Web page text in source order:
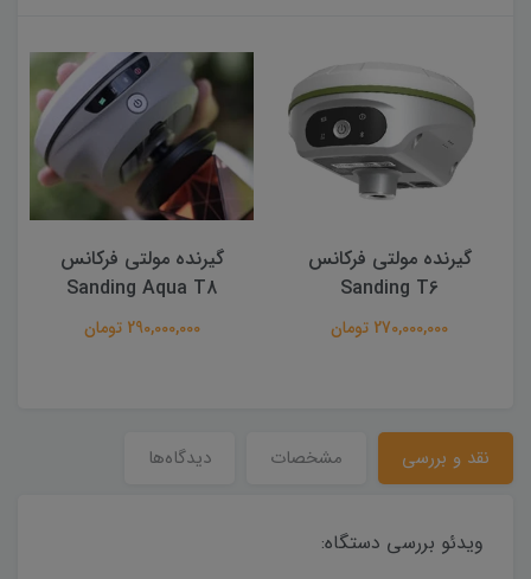
گیرنده مولتی فرکانس
Sanding T6
270,000,000 تومان
گیرنده مولتی فرکانس
Sanding Aqua T8
290,000,000 تومان
نقد و بررسی مشخصات دیدگاه‌ها
ویدئو بررسی دستگاه: